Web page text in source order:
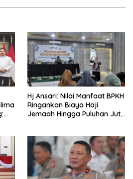
Hj Ansari: Nilai Manfaat BPKH
Ringankan Biaya Haji
Jemaah Hingga Puluhan Juta